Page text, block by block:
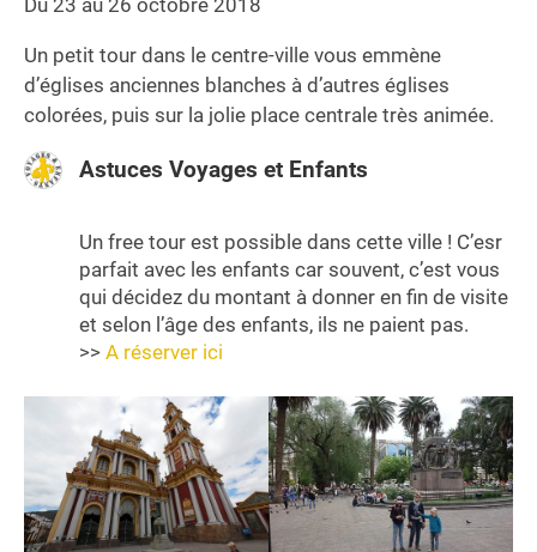
Du 23 au 26 octobre 2018
Un petit tour dans le centre-ville vous emmène
d’églises anciennes blanches à d’autres églises
colorées, puis sur la jolie place centrale très animée.
Astuces Voyages et Enfants
Un free tour est possible dans cette ville ! C’esr
parfait avec les enfants car souvent, c’est vous
qui décidez du montant à donner en fin de visite
et selon l’âge des enfants, ils ne paient pas.
>> A réserver ici